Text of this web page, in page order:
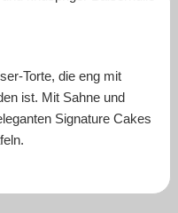
Torte, die eng mit
ist. Mit Sahne und
Signature Cakes